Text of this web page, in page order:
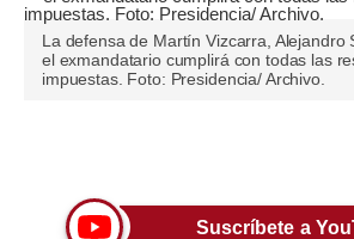
Blogs
Tendencias
Moda
La defensa de Martín Vizcarra, Alejandro
el exmandatario cumplirá con todas las
impuestas. Foto: Presidencia/ Archivo.
Suscríbete a